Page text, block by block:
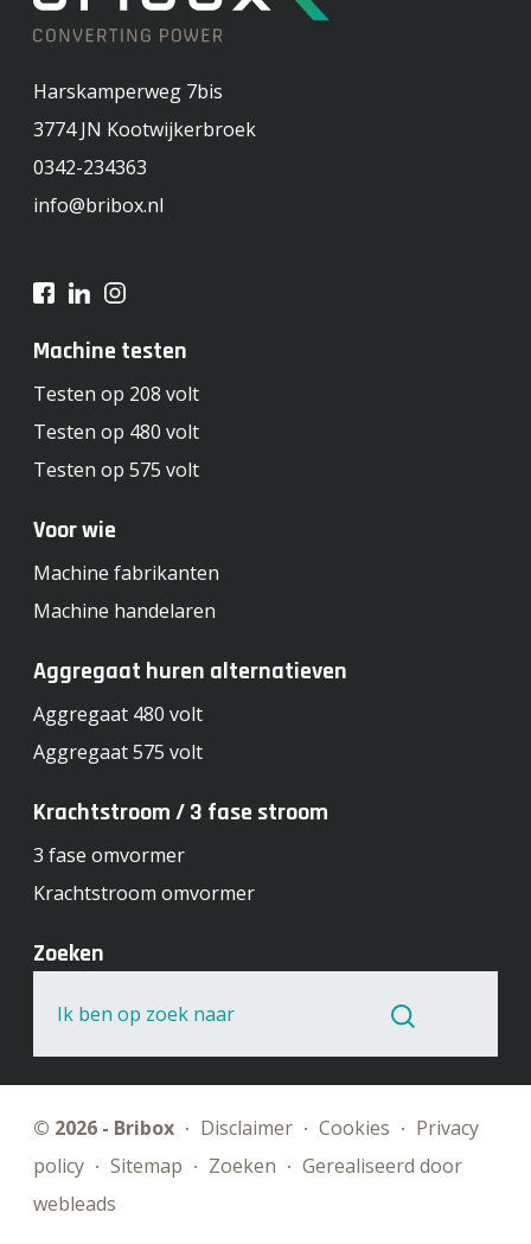
Harskamperweg 7bis
3774 JN Kootwijkerbroek
0342-234363
info@bribox.nl
Machine testen
Testen op 208 volt
Testen op 480 volt
Testen op 575 volt
Voor wie
Machine fabrikanten
Machine handelaren
Aggregaat huren alternatieven
Aggregaat 480 volt
Aggregaat 575 volt
Krachtstroom / 3 fase stroom
3 fase omvormer
Krachtstroom omvormer
Zoeken
Ik ben op zoek naar
© 2026 - Bribox Disclaimer Cookies
Privacy
policy
Sitemap Zoeken
Gerealiseerd door
webleads